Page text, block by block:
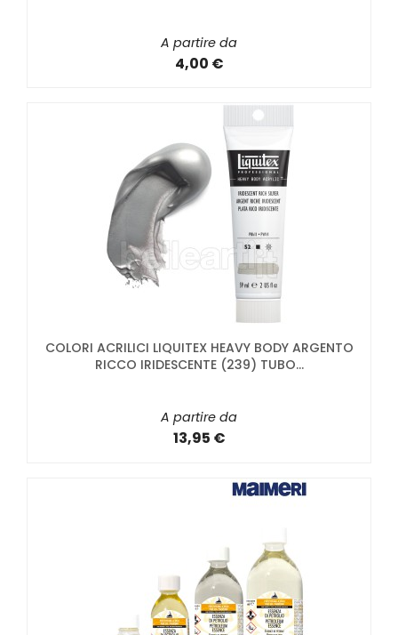
A partire da
4,00 €
COLORI ACRILICI LIQUITEX HEAVY BODY ARGENTO
RICCO IRIDESCENTE (239) TUBO...
A partire da
13,95 €